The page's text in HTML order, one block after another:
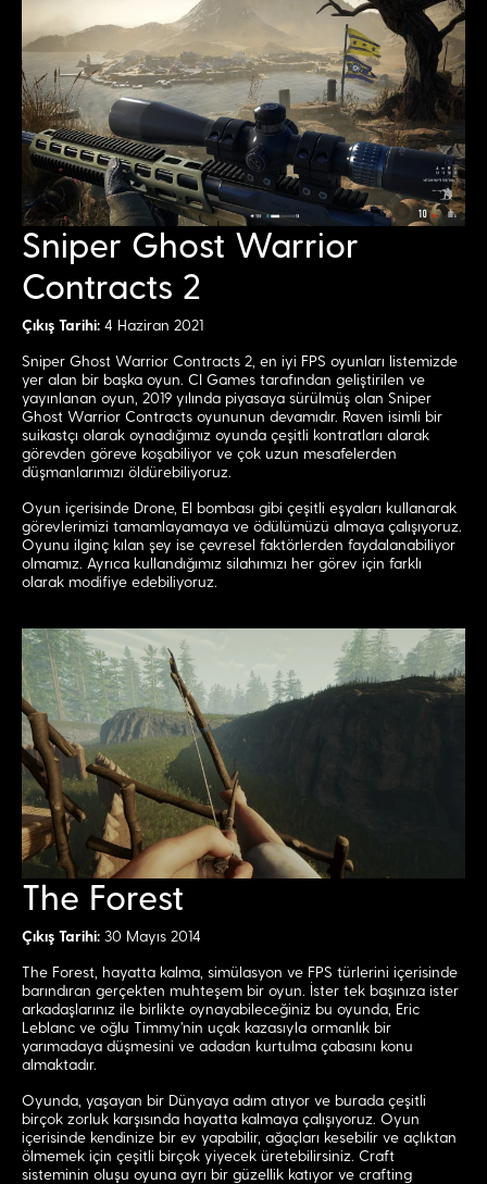
Sniper Ghost Warrior
Contracts 2
Çıkış Tarihi: 4 Haziran 2021
Sniper Ghost Warrior Contracts 2, en iyi FPS oyunları listemizde
yer alan bir başka oyun. CI Games tarafından geliştirilen ve
yayınlanan oyun, 2019 yılında piyasaya sürülmüş olan Sniper
Ghost Warrior Contracts oyununun devamıdır. Raven isimli bir
suikastçı olarak oynadığımız oyunda çeşitli kontratları alarak
görevden göreve koşabiliyor ve çok uzun mesafelerden
düşmanlarımızı öldürebiliyoruz.
Oyun içerisinde Drone, El bombası gibi çeşitli eşyaları kullanarak
görevlerimizi tamamlayamaya ve ödülümüzü almaya çalışıyoruz.
Oyunu ilginç kılan şey ise çevresel faktörlerden faydalanabiliyor
olmamız. Ayrıca kullandığımız silahımızı her görev için farklı
olarak modifiye edebiliyoruz.
The Forest
Çıkış Tarihi: 30 Mayıs 2014
The Forest, hayatta kalma, simülasyon ve FPS türlerini içerisinde
barındıran gerçekten muhteşem bir oyun. İster tek başınıza ister
arkadaşlarınız ile birlikte oynayabileceğiniz bu oyunda, Eric
Leblanc ve oğlu Timmy'nin uçak kazasıyla ormanlık bir
yarımadaya düşmesini ve adadan kurtulma çabasını konu
almaktadır.
Oyunda, yaşayan bir Dünyaya adım atıyor ve burada çeşitli
birçok zorluk karşısında hayatta kalmaya çalışıyoruz. Oyun
içerisinde kendinize bir ev yapabilir, ağaçları kesebilir ve açlıktan
ölmemek için çeşitli birçok yiyecek üretebilirsiniz. Craft
sisteminin oluşu oyuna ayrı bir güzellik katıyor ve crafting